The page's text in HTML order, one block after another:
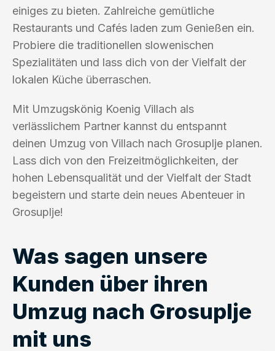
einiges zu bieten. Zahlreiche gemütliche
Restaurants und Cafés laden zum Genießen ein.
Probiere die traditionellen slowenischen
Spezialitäten und lass dich von der Vielfalt der
lokalen Küche überraschen.
Mit Umzugskönig Koenig Villach als
verlässlichem Partner kannst du entspannt
deinen Umzug von Villach nach Grosuplje planen.
Lass dich von den Freizeitmöglichkeiten, der
hohen Lebensqualität und der Vielfalt der Stadt
begeistern und starte dein neues Abenteuer in
Grosuplje!
Was sagen unsere
Kunden über ihren
Umzug nach Grosuplje
mit uns